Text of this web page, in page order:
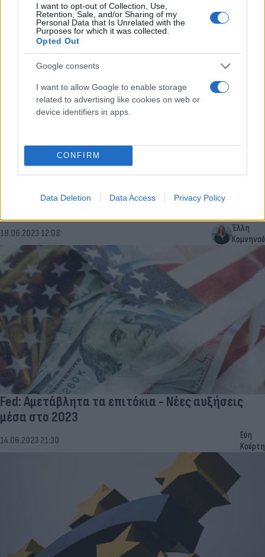
I want to opt-out of Collection, Use,
Retention, Sale, and/or Sharing of my
Personal Data that Is Unrelated with the
Purposes for which it was collected.
Opted Out
Google consents
I want to allow Google to enable storage
related to advertising like cookies on web or
device identifiers in apps.
CONFIRM
Data Deletion Data Access Privacy Policy
26.07.2023 21:28
Πληθωρισμός: Η αργή αποκλιμάκωση φρενάρει
και το τέλος των επιτοκιακών αυξήσεων από ΕΚΤ
18.06.2023 12:08
Έλλη
Κομνηνού
Fed: Αμετάβλητα τα επιτόκια - Νέες αυξήσεις
μέσα στο 2023
14.06.2023 21:30
Εύη
Κούρτη